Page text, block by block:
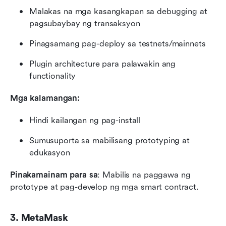
Malakas na mga kasangkapan sa debugging at
pagsubaybay ng transaksyon
Pinagsamang pag-deploy sa testnets/mainnets
Plugin architecture para palawakin ang
functionality
Mga kalamangan:
Hindi kailangan ng pag-install
Sumusuporta sa mabilisang prototyping at
edukasyon
Pinakamainam para sa: Mabilis na paggawa ng
prototype at pag-develop ng mga smart contract.
3. MetaMask